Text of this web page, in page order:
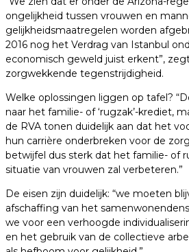
ongelijkheid tussen vrouwen en
gelijkheidsmaatregelen worden
2016 nog het Verdrag van Istanbul
economisch geweld juist erkent”,
zorgwekkende tegenstrijdigheid.
Welke oplossingen liggen op tafel?
naar het familie- of ‘rugzak’-krediet,
de RVA tonen duidelijk aan dat het
hun carrière onderbreken voor de
betwijfel dus sterk dat het familie- of
situatie van vrouwen zal verbeteren.”
De eisen zijn duidelijk: “we moeten
afschaffing van het
we voor een verhoogde
en het gebruik van de collectieve